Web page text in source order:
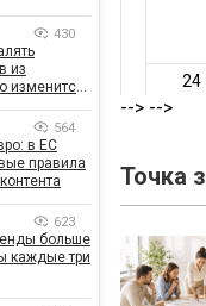
--> -->
Точка
5 лет
430
из
изменится
564
в ЕС
правила
623
больше
каждые три